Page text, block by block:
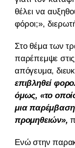
θέλει να
φόροι;»,
Στο θέμα των
παρέπεμψε
απόγευμα,
επιβληθεί
όμως, «το
μια
προμηθειών»,
Ενώ στην